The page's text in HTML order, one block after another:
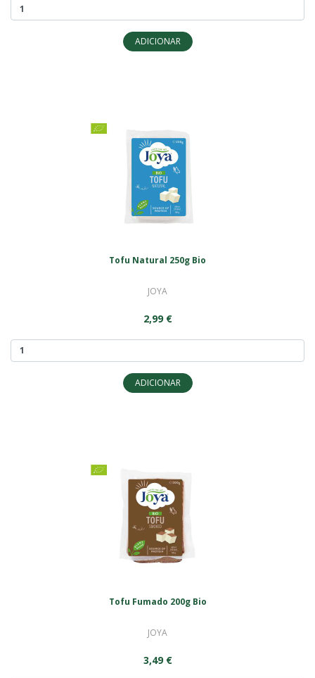
ADICIONAR
Tofu Natural 250g Bio
JOYA
2,99 €
ADICIONAR
Tofu Fumado 200g Bio
JOYA
3,49 €